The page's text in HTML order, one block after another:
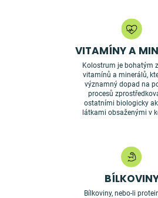
VITAMÍNY A
Kolostrum je bohatým
vitamínů a minerálů,
významný dopad na
procesů
ostatními biologicky
látkami obsaženými v
Bílkoviny, nebo-li